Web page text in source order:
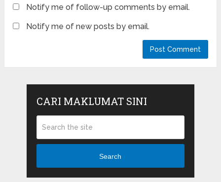
Notify me of follow-up comments by email.
Notify me of new posts by email.
CARI MAKLUMAT SINI
Search